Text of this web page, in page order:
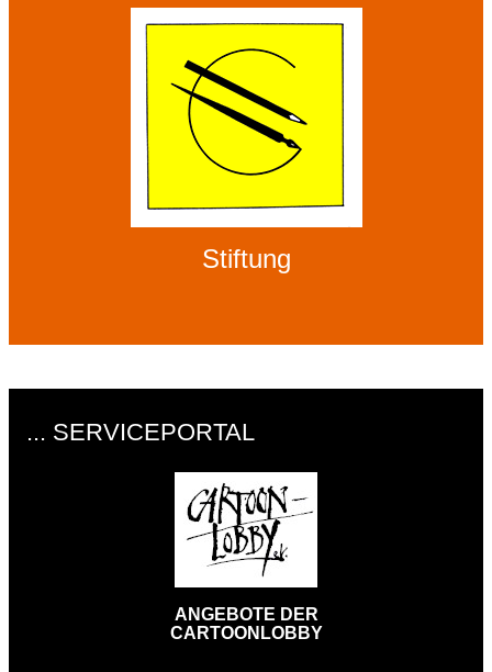
Stiftung
... SERVICEPORTAL
ANGEBOTE DER
CARTOONLOBBY